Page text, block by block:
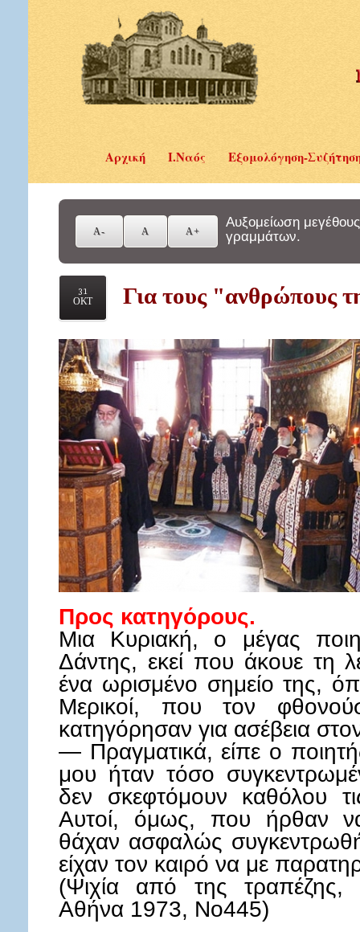
Αρχική Ι.Ναός Εξομολόγηση-
Αυξομείωση μεγέθους
γραμμάτων.
31
ΟΚΤ
Για τους "ανθρώπους
Προς κατηγόρους.
Μια Κυριακή, ο μέγας
Δάντης, εκεί που άκουε τη
ένα ωρισμένο σημείο της,
Μερικοί, που τον
κατηγόρησαν για ασέβεια
— Πραγματικά, είπε ο
μου ήταν τόσο
δεν σκεφτόμουν καθόλου
Αυτοί, όμως, που ήρθαν
θάχαν ασφαλώς
είχαν τον καιρό να με
(Ψιχία από της
Αθήνα 1973, Νο445)